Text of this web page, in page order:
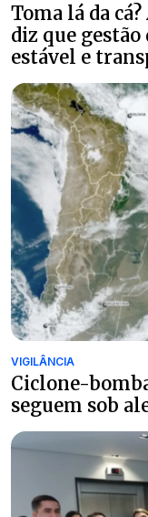
Toma lá da
diz que
estável e
VIGILÂNCIA
Ciclone-
seguem sob